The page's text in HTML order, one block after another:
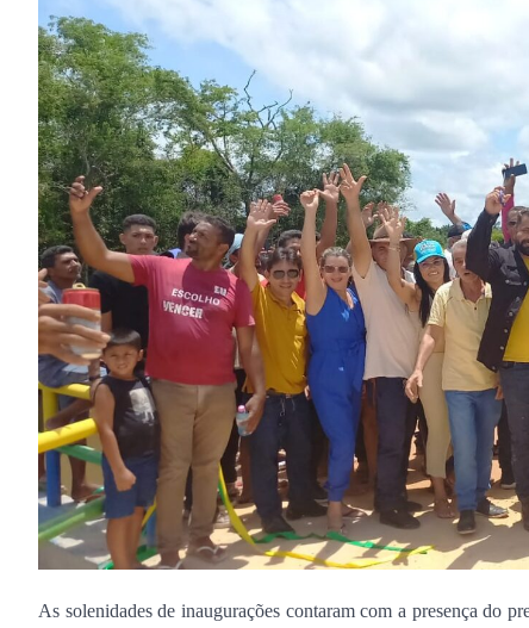
As solenidades de inaugurações contaram com a presença do